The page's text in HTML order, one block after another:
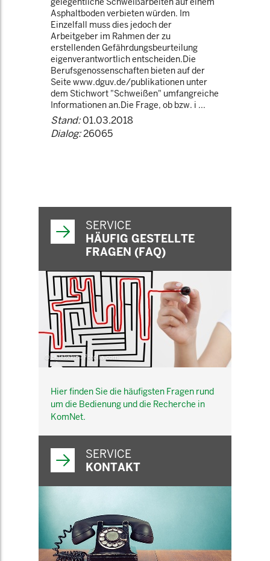
Asphaltboden verbieten würden. Im
Einzelfall muss dies jedoch der
Arbeitgeber im Rahmen der zu
erstellenden Gefährdungsbeurteilung
eigenverantwortlich entscheiden.Die
Berufsgenossenschaften bieten auf der
Seite www.dguv.de/publikationen unter
dem Stichwort "Schweißen" umfangreiche
Informationen an.Die Frage, ob bzw. i ...
Stand:01.03.2018
Dialog:26065
SERVICE
HÄUFIG GESTELLTE
FRAGEN (FAQ)
© belekekin - Fotolia.com
Hier finden Sie die häufigsten Fragen rund
um die Bedienung und die Recherche in
KomNet.
SERVICE
KONTAKT